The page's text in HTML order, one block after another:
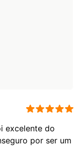
excelente do
por ser um